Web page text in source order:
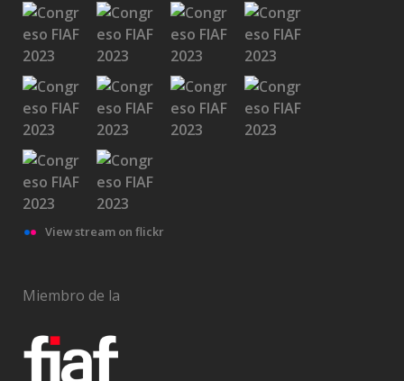
View stream on flickr
Miembro de la